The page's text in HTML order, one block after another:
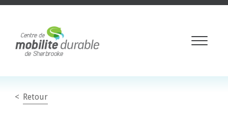
Toggle
Retour